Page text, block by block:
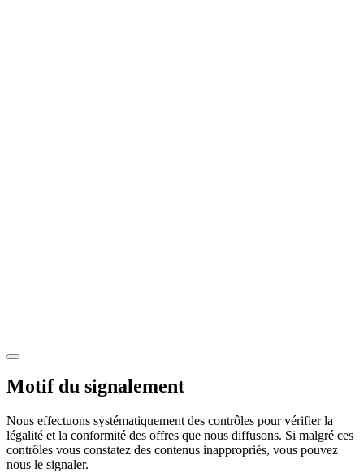
Motif du signalement
Nous effectuons systématiquement des contrôles pour vérifier la
légalité et la conformité des offres que nous diffusons. Si malgré ces
contrôles vous constatez des contenus inappropriés, vous pouvez
nous le signaler.